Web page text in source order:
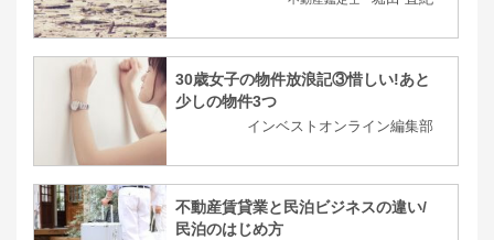
30歳女子の物件放浪記③惜しい!あと
少しの物件3つ
インベストオンライン編集部
不動産賃貸業と民泊ビジネスの違い/
民泊のはじめ方